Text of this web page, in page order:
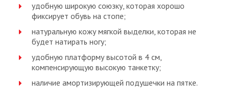
удобную широкую союзку, которая хорошо
фиксирует обувь на стопе;
натуральную кожу мягкой выделки, которая не
будет натирать ногу;
удобную платформу высотой в 4 см,
компенсирующую высокую танкетку;
наличие амортизирующей подушечки на пятке.